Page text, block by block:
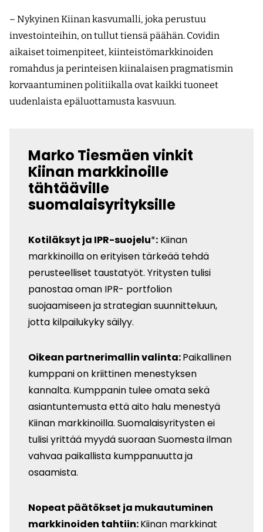
– Nykyinen Kiinan kasvumalli, joka perustuu
investointeihin, on tullut tiensä päähän. Covidin
aikaiset toimenpiteet, kiinteistömarkkinoiden
romahdus ja perinteisen kiinalaisen pragmatismin
korvaantuminen politiikalla ovat kaikki tuoneet
uudenlaista epäluottamusta kasvuun.
Marko Tiesmäen vinkit
Kiinan markkinoille
tähtääville
suomalaisyrityksille
Kotiläksyt ja IPR-suojelu*: Kiinan
markkinoilla on erityisen tärkeää tehdä
perusteelliset taustatyöt. Yritysten tulisi
panostaa oman IPR- portfolion
suojaamiseen ja strategian suunnitteluun,
jotta kilpailukyky säilyy.
Oikean partnerimallin valinta:Paikallinen
kumppani on kriittinen menestyksen
kannalta. Kumppanin tulee omata sekä
asiantuntemusta että aito halu menestyä
Kiinan markkinoilla. Suomalaisyritysten ei
tulisi yrittää myydä suoraan Suomesta ilman
vahvaa paikal­lista kumppanuutta ja
osaamista.
Nopeat päätökset ja mukautuminen
markkinoiden tahtiin:Kiinan markkinat